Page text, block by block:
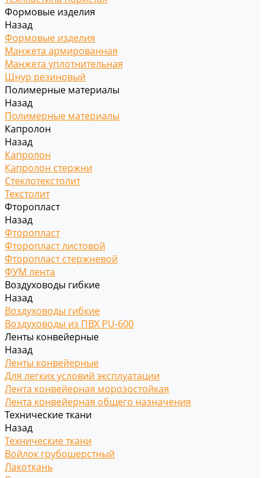
Формовые изделия
Назад
Формовые изделия
Манжета армированная
Манжета уплотнительная
Шнур резиновый
Полимерные материалы
Назад
Полимерные материалы
Капролон
Назад
Капролон
Капролон стержни
Стеклотекстолит
Текстолит
Фторопласт
Назад
Фторопласт
Фторопласт листовой
Фторопласт стержневой
ФУМ лента
Воздуховоды гибкие
Назад
Воздуховоды гибкие
Воздуховоды из ПВХ PU-600
Ленты конвейерные
Назад
Ленты конвейерные
Для легких условий эксплуатации
Лента конвейерная морозостойкая
Лента конвейерная общего назначения
Технические ткани
Назад
Технические ткани
Войлок грубошерстный
Лакоткань